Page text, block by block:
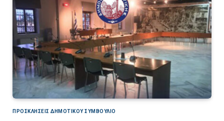
ΠΡΟΣΚΛΉΣΕΙΣ ΔΗΜΟΤΙΚΟΎ ΣΥΜΒΟΎΛΙΟ